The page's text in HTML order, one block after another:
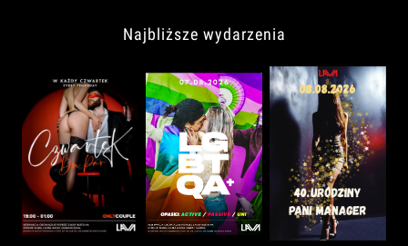
Najbliższe wydarzenia